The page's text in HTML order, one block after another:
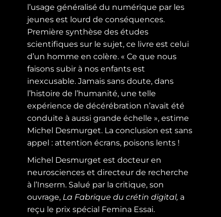
l’usage généralisé du numérique par les
jeunes est lourd de conséquences.
Première synthèse des études
scientifiques sur le sujet, ce livre est celui
d’un homme en colère. « Ce que nous
faisons subir à nos enfants est
inexcusable. Jamais sans doute, dans
l’histoire de l’humanité, une telle
expérience de décérébration n’avait été
conduite à aussi grande échelle », estime
Michel Desmurget. La conclusion est sans
appel : attention écrans, poisons lents !
Michel Desmurget est docteur en
neurosciences et directeur de recherche
à l’Inserm. Salué par la critique, son
ouvrage,La Fabrique du crétin digital, a
reçu le prix spécial Femina Essai.